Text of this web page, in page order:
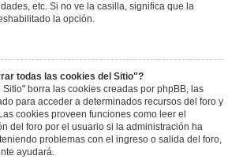
etc. Si no ve la casilla, significa que la
la opción.
todas las cookies del Sitio"?
borra las cookies creadas por phpBB, las
para acceder a determinados recursos del foro y
cookies proveen funciones como leer el
del foro por el usuario si la administración ha
problemas con el ingreso o salida del foro,
ayudará.